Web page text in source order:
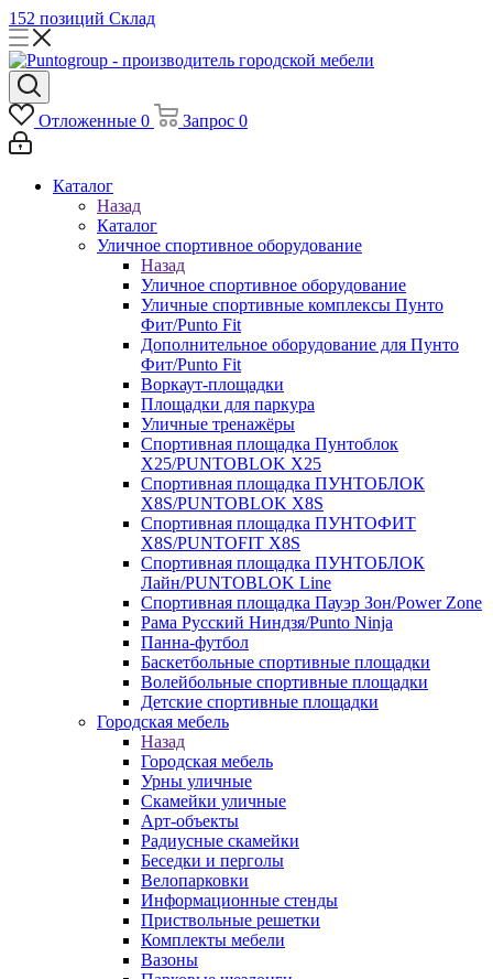
152 позиций Склад
Отложенные 0 Запрос 0
Каталог
Назад
Каталог
Уличное спортивное оборудование
Назад
Уличное спортивное оборудование
Уличные спортивные комплексы Пунто
Фит/Punto Fit
Дополнительное оборудование для Пунто
Фит/Punto Fit
Воркаут-площадки
Площадки для паркура
Уличные тренажёры
Спортивная площадка Пунтоблок
Х25/PUNTOBLOK X25
Спортивная площадка ПУНТОБЛОК
X8S/PUNTOBLOK X8S
Спортивная площадка ПУНТОФИТ
X8S/PUNTOFIT X8S
Спортивная площадка ПУНТОБЛОК
Лайн/PUNTOBLOK Line
Спортивная площадка Пауэр Зон/Power Zone
Рама Русский Ниндзя/Punto Ninja
Панна-футбол
Баскетбольные спортивные площадки
Волейбольные спортивные площадки
Детские спортивные площадки
Городская мебель
Назад
Городская мебель
Урны уличные
Скамейки уличные
Арт-объекты
Радиусные скамейки
Беседки и перголы
Велопарковки
Информационные стенды
Приствольные решетки
Комплекты мебели
Вазоны